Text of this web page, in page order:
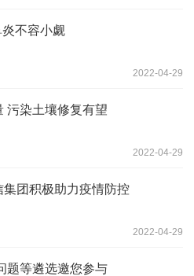
炎不容小觑
2022-04-29
污染土壤修复有望
2022-04-29
团积极助力疫情防控
2022-04-29
题等遴选邀您参与